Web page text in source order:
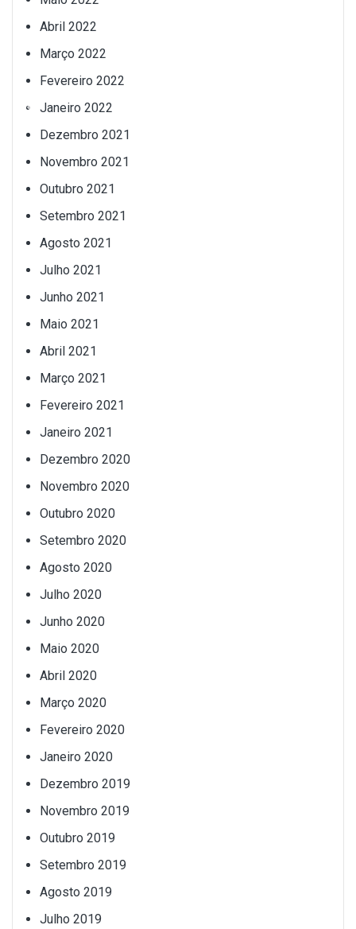
Abril 2022
Março 2022
Fevereiro 2022
Janeiro 2022
Dezembro 2021
Novembro 2021
Outubro 2021
Setembro 2021
Agosto 2021
Julho 2021
Junho 2021
Maio 2021
Abril 2021
Março 2021
Fevereiro 2021
Janeiro 2021
Dezembro 2020
Novembro 2020
Outubro 2020
Setembro 2020
Agosto 2020
Julho 2020
Junho 2020
Maio 2020
Abril 2020
Março 2020
Fevereiro 2020
Janeiro 2020
Dezembro 2019
Novembro 2019
Outubro 2019
Setembro 2019
Agosto 2019
Julho 2019